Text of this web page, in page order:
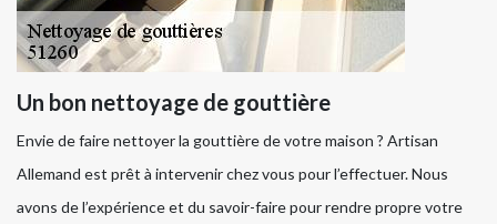
Un bon nettoyage de gouttière
Envie de faire nettoyer la gouttière de votre maison ? Artisan
Allemand est prêt à intervenir chez vous pour l’effectuer. Nous
avons de l’expérience et du savoir-faire pour rendre propre votre